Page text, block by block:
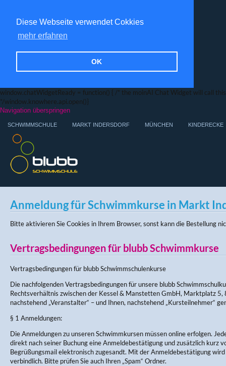
Diese Webseite verwendet Cokkies
mehr erfahren
OK
window.chatWidgetReady = function() { /* the moinAI Chat Widget will call
*/window.knowhere.api.open()}
Navigation überspringen
SCHWIMMSCHULE MARKT INDERSDORF MÜNCHEN KINDERECKE
Anmeldung für Schwimmkurse in Markt
Bitte aktivieren Sie Cookies in Ihrem Browser, sonst kann die Bestellung
Vertragsbedingungen für blubb Schwimmkurse
Vertragsbedingungen für blubb Schwimmschulenkurse
Die nachfolgenden Vertragsbedingungen für unsere blubb
Rechtsverhältnis zwischen der Kessel & Manstetten GmbH, Marktplatz
nachstehend „Veranstalter“ – und Ihnen, nachstehend „Kursteilnehmer“
§ 1 Anmeldungen:
Die Anmeldungen zu unseren Schwimmkursen müssen online erfolgen.
direkt nach seiner Buchung eine Anmeldebestätigung und zusätzlich kurz
Begrüßungsmail elektronisch zugesandt. Mit der Anmeldebestätigung
verbindlich. Bitte prüfen Sie auch Ihren „Spam“ Ordner.